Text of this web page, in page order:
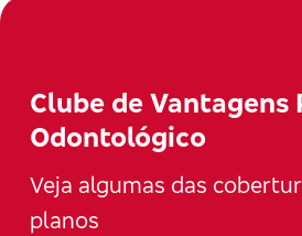
Clube de Vantagens
Odontológico
Veja algumas das
planos